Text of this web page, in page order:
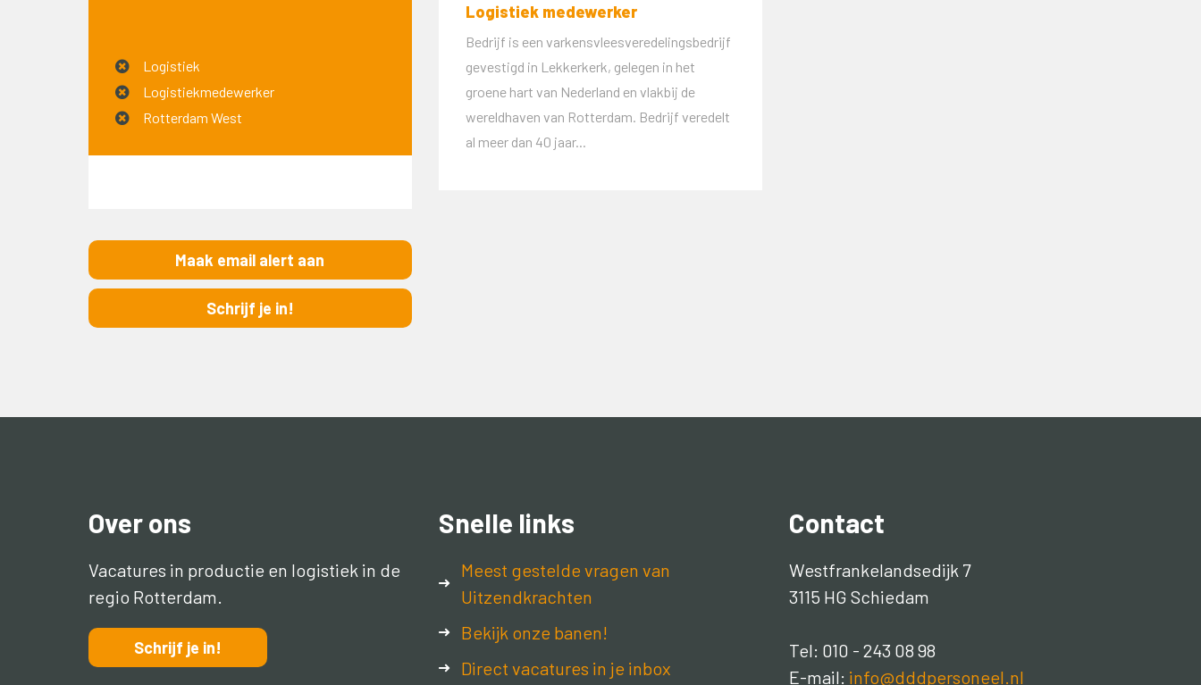
Logistiek
Logistiekmedewerker
Rotterdam West
Maak email alert aan
Schrijf je in!
Logistiek medewerker
Bedrijf is een varkensvleesveredelingsbedrijf
gevestigd in Lekkerkerk, gelegen in het
groene hart van Nederland en vlakbij de
wereldhaven van Rotterdam. Bedrijf veredelt
al meer dan 40 jaar...
Over ons
Vacatures in productie en logistiek in de
regio Rotterdam.
Schrijf je in!
Snelle links
Meest gestelde vragen van
Uitzendkrachten
Bekijk onze banen!
Direct vacatures in je inbox
Contact
Westfrankelandsedijk 7
3115 HG Schiedam
Tel: 010 - 243 08 98
E-mail: info@dddpersoneel.nl